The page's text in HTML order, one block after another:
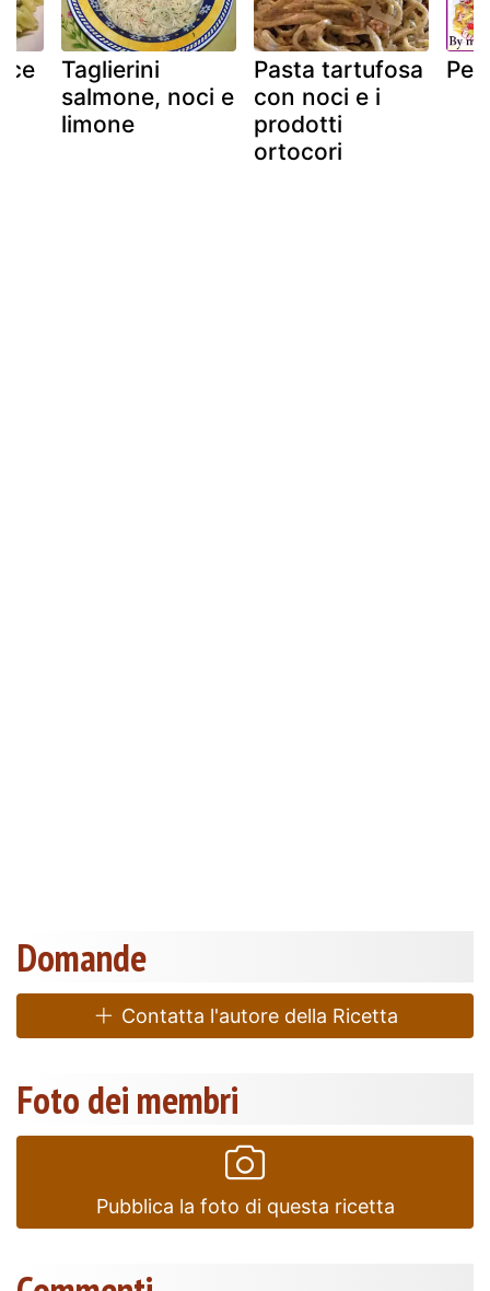
Taglierini
salmone, noci e
limone
Pasta tartufosa
con noci e i
prodotti
ortocori
Domande
Contatta l'autore della Ricetta
Foto dei membri
Pubblica la foto di questa ricetta